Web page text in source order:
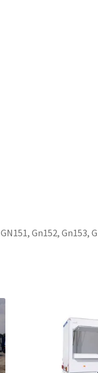
Gn152, Gn153,